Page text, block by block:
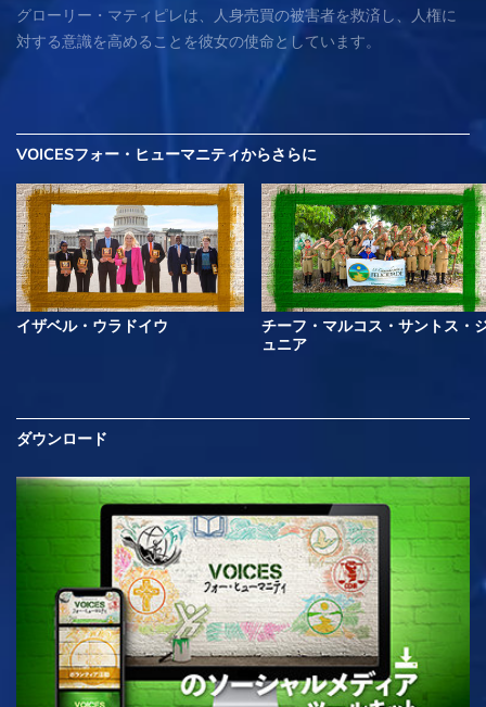
グローリー・マティピレは、人身売買の被害者を救済し、人権に
対する意識を高めることを彼女の使命としています。
VOICESフォー・ヒューマニティからさらに
イザベル・ウラドイウ
チーフ・マルコス・サントス・
ュニア
ダウンロード